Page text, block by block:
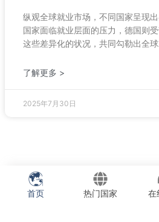
纵观全球就业市场，不同国家呈现
国家面临就业层面的压力，德国则受
这些差异化的状况，共同勾勒出全球
了解更多 >
2025年7月30日
首页 热门国家 在